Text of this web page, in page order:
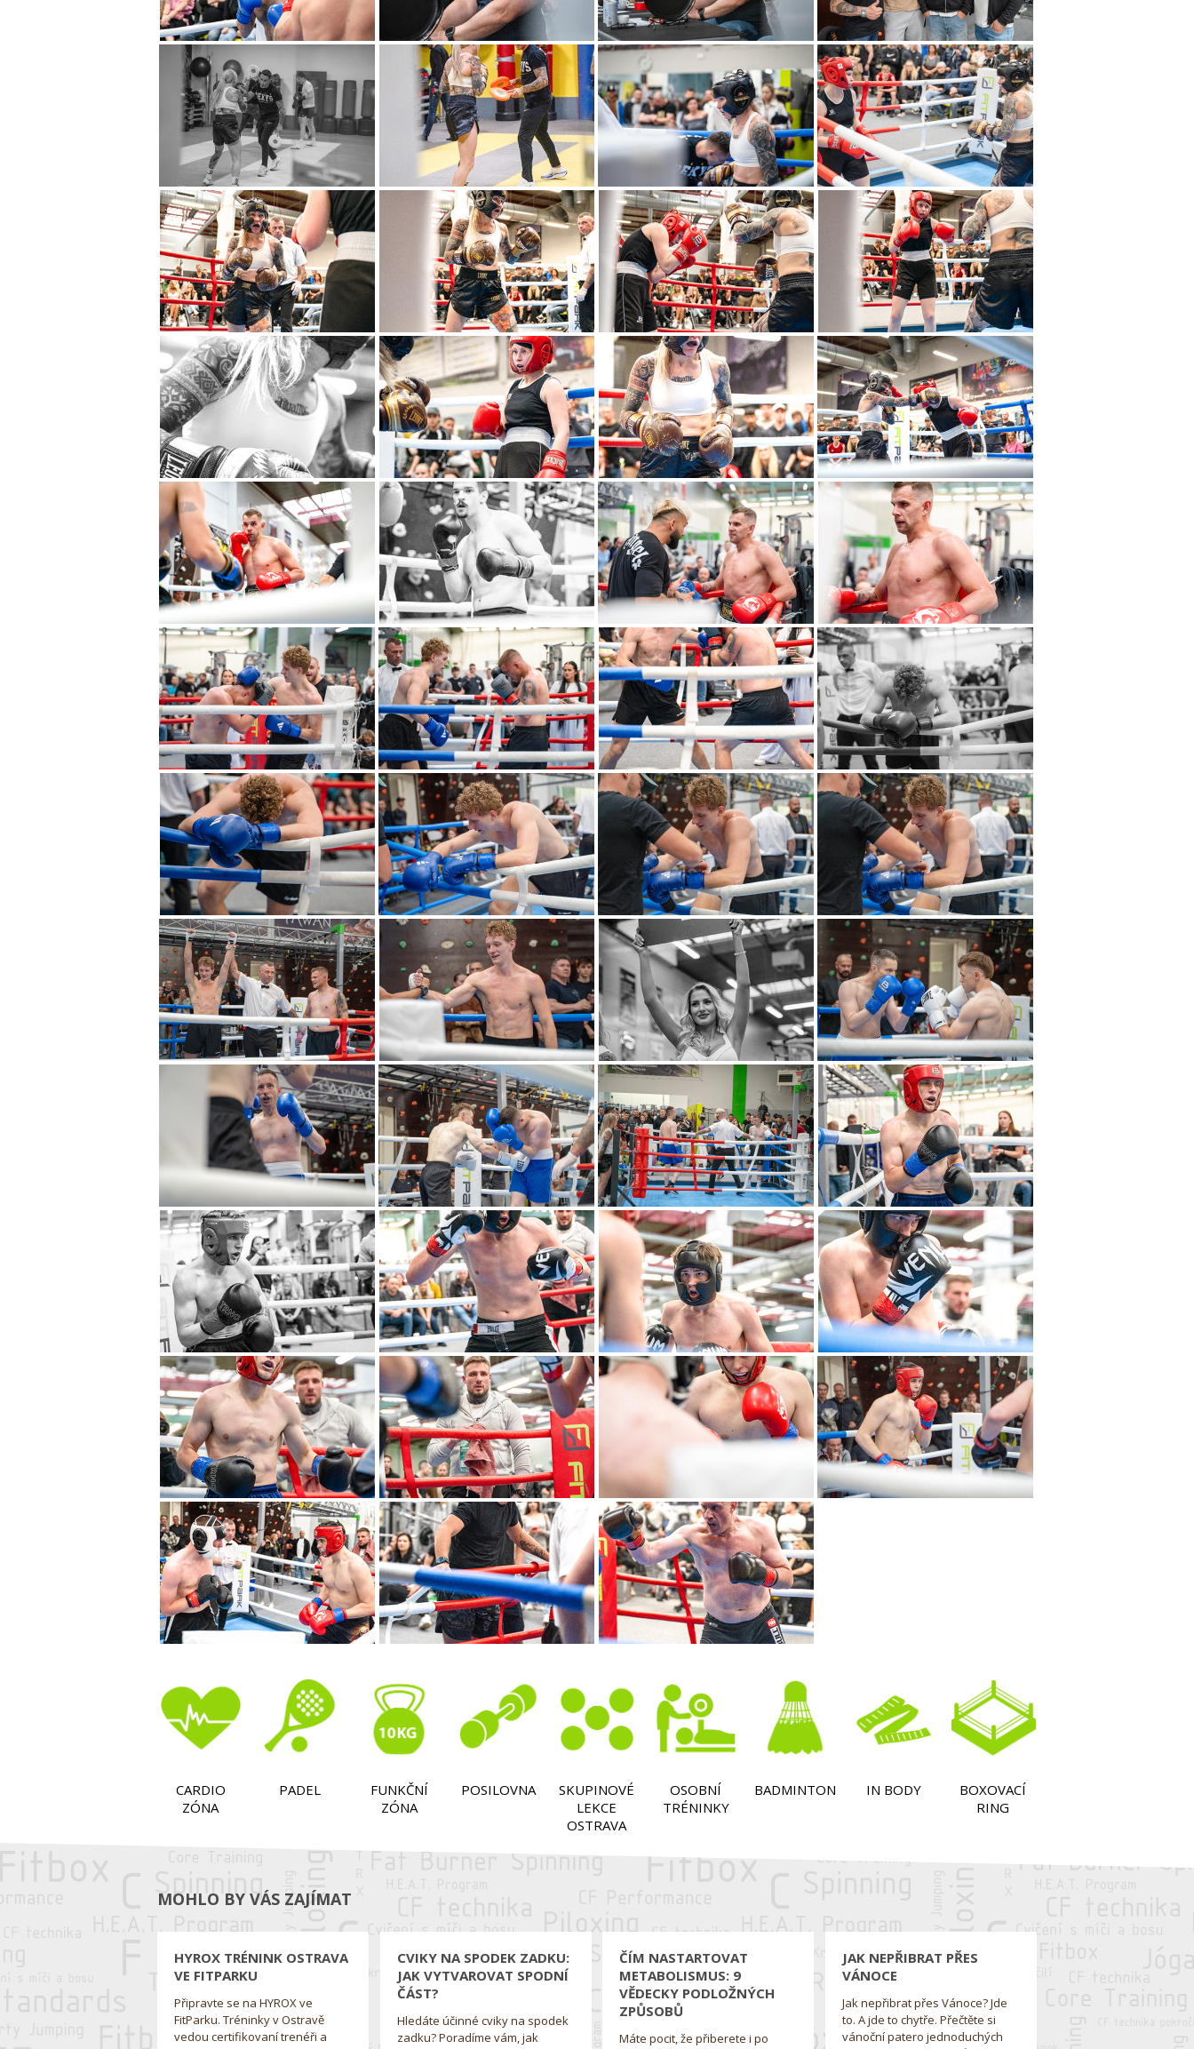
CARDIO
ZÓNA
PADEL
FUNKČNÍ
ZÓNA
POSILOVNA
SKUPINOVÉ
LEKCE
OSTRAVA
OSOBNÍ
TRÉNINKY
BADMINTON IN BODY
BOXOVACÍ
RING
MOHLO BY VÁS ZAJÍMAT
HYROX TRÉNINK OSTRAVA
VE FITPARKU
Připravte se na HYROX ve
FitParku. Tréninky v Ostravě
vedou certifikovaní trenéři a
CVIKY NA SPODEK ZADKU:
JAK VYTVAROVAT SPODNÍ
ČÁST?
Hledáte účinné cviky na spodek
zadku? Poradíme vám, jak
ČÍM NASTARTOVAT
METABOLISMUS: 9
VĚDECKY PODLOŽNÝCH
ZPŮSOBŮ
Máte pocit, že přiberete i po
JAK NEPŘIBRAT PŘES
VÁNOCE
Jak nepřibrat přes Vánoce? Jde
to. A jde to chytře. Přečtěte si
vánoční patero jednoduchých